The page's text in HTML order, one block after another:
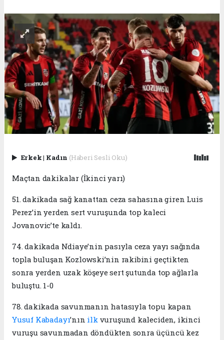
Erkek| Kadın (Haberi Sesli Oku)
Maçtan dakikalar (İkinci yarı)
51. dakikada sağ kanattan ceza sahasına giren Luis
Perez’in yerden sert vuruşunda top kaleci
Jovanovic’te kaldı.
74. dakikada Ndiaye’nin pasıyla ceza yayı sağında
topla buluşan Kozlowski’nin rakibini geçtikten
sonra yerden uzak köşeye sert şutunda top ağlarla
buluştu. 1-0
78. dakikada savunmanın hatasıyla topu kapan
Yusuf Kabadayı’nın ilkvuruşund kaleciden, ikinci
vuruşu savunmadan döndükten sonra üçüncü kez